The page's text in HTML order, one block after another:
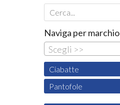
Naviga per marchio
Scegli >>
Ciabatte
Pantofole